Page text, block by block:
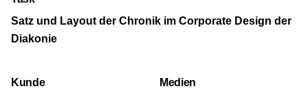
Satz und Layout der Chronik im Corporate Design der
Diakonie
Kunde Medien